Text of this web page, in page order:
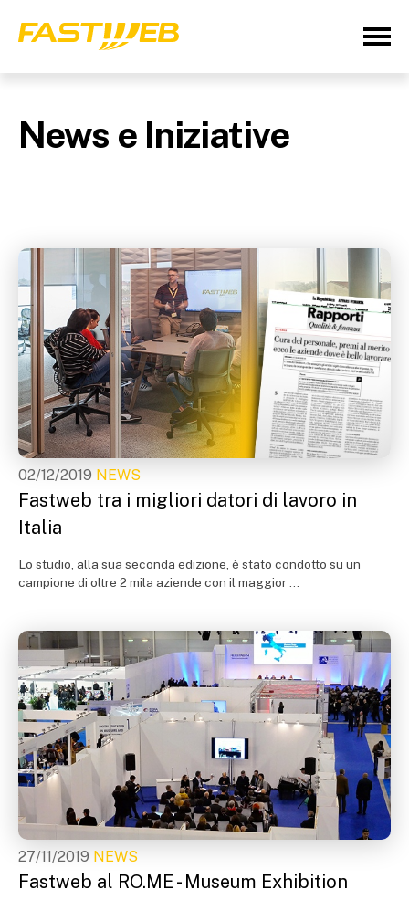
News e Iniziative
02/12/2019 NEWS
Fastweb tra i migliori datori di lavoro in
Italia
Lo studio, alla sua seconda edizione, è stato condotto su un
campione di oltre 2 mila aziende con il maggior ...
27/11/2019 NEWS
Fastweb al RO.ME - Museum Exhibition